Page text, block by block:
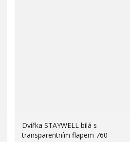
Dvířka STAYWELL bílá s
transparentním flapem 760